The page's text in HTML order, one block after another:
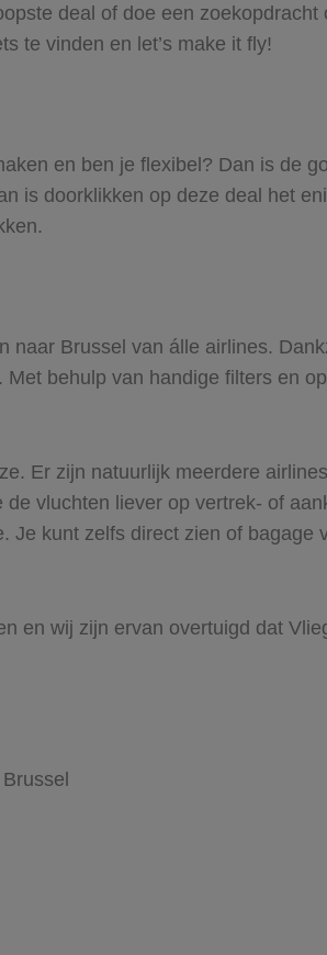
deal of doe een
te vinden en let’s make it fly!
en ben je flexibel? Dan is de
is doorklikken op deze deal het
Brussel van álle airlines.
behulp van handige filters en
Er zijn natuurlijk meerdere
vluchten liever op vertrek- of
kunt zelfs direct zien of bagage
en wij zijn ervan overtuigd dat